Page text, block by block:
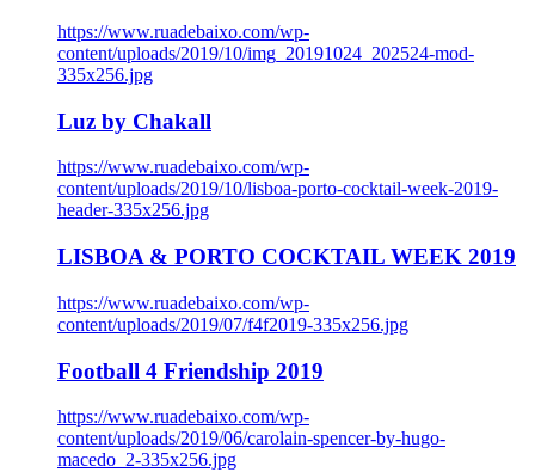
https://www.ruadebaixo.com/wp-
content/uploads/2019/10/img_20191024_202524-mod-
335x256.jpg
Luz by Chakall
https://www.ruadebaixo.com/wp-
content/uploads/2019/10/lisboa-porto-cocktail-week-2019-
header-335x256.jpg
LISBOA & PORTO COCKTAIL WEEK 2019
https://www.ruadebaixo.com/wp-
content/uploads/2019/07/f4f2019-335x256.jpg
Football 4 Friendship 2019
https://www.ruadebaixo.com/wp-
content/uploads/2019/06/carolain-spencer-by-hugo-
macedo_2-335x256.jpg